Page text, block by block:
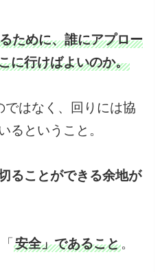
ために、誰にアプロー
に行けばよいのか。
ではなく、回りには協
るということ。
ることができる余地が
安全」であること。